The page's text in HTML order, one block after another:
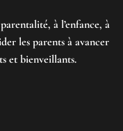
à l’enfance, à
les parents à avancer
et bienveillants.